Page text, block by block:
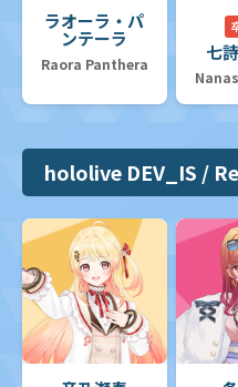
ラオーラ・パ
ンテーラ
Raora Panthera
七
hololive DEV_IS /